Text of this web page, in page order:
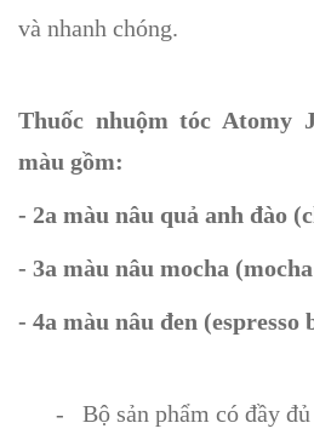
và nhanh chóng.
Thuốc nhuộm tóc
màu gồm:
- 2a màu nâu quả anh đào
- 3a màu nâu mocha
- 4a màu nâu đen (espresso
- Bộ sản phẩm có đầy đủ